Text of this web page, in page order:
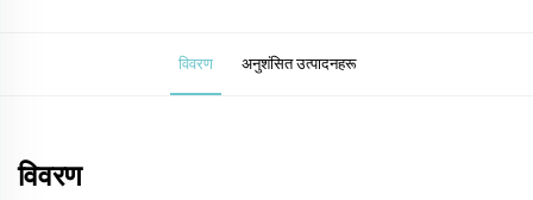
विवरण अनुशंसित उत्पादनहरू
विवरण